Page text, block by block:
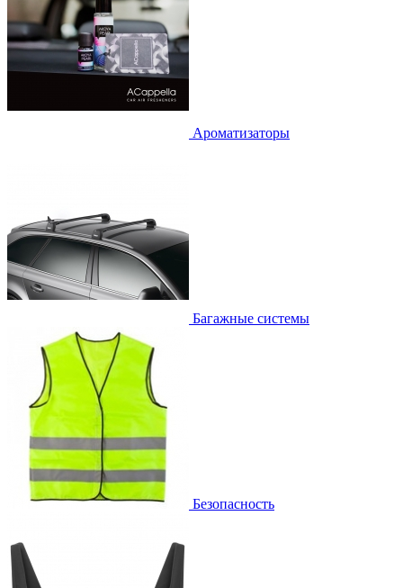
Ароматизаторы
Багажные системы
Безопасность